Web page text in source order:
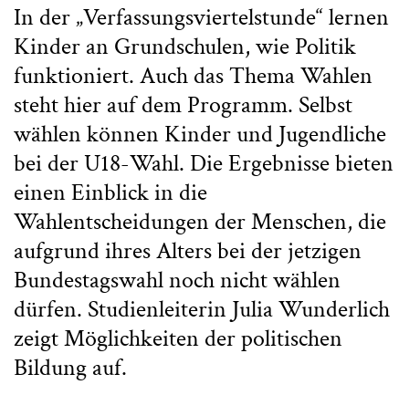
In der „Verfassungsviertelstunde“ lernen
Kinder an Grundschulen, wie Politik
funktioniert. Auch das Thema Wahlen
steht hier auf dem Programm. Selbst
wählen können Kinder und Jugendliche
bei der U18-Wahl. Die Ergebnisse bieten
einen Einblick in die
Wahlentscheidungen der Menschen, die
aufgrund ihres Alters bei der jetzigen
Bundestagswahl noch nicht wählen
dürfen. Studienleiterin Julia Wunderlich
zeigt Möglichkeiten der politischen
Bildung auf.